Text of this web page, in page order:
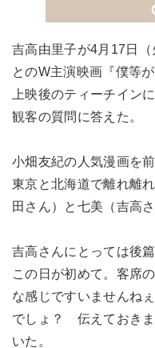
吉高由里子が4月17日
とのW主演映画『僕等
上映後のティーチイン
観客の質問に答えた。
小畑友紀の人気漫画を
東京と北海道で離れ離
田さん）と七美（吉高
吉高さんにとっては後
この日が初めて。客席
な感じですいませんね
でしょ？ 伝えておき
いた。